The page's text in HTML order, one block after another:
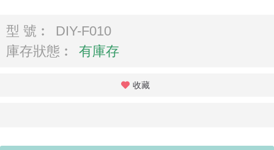
型 號︰
DIY-F010
庫存狀態︰
有庫存
收藏